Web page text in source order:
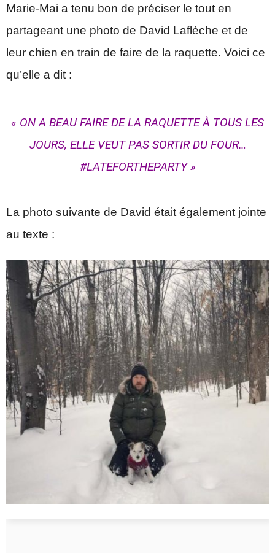
Marie-Mai a tenu bon de préciser le tout en
partageant une photo de David Laflèche et de
leur chien en train de faire de la raquette. Voici ce
qu’elle a dit :
« ON A BEAU FAIRE DE LA RAQUETTE À TOUS LES
JOURS, ELLE VEUT PAS SORTIR DU FOUR…
#LATEFORTHEPARTY »
La photo suivante de David était également jointe
au texte :